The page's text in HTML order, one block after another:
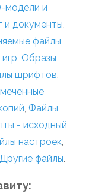
модели и
и документы,
файлы,
, Образы
шрифтов,
, Файлы
- исходный
настроек,
Другие файлы.